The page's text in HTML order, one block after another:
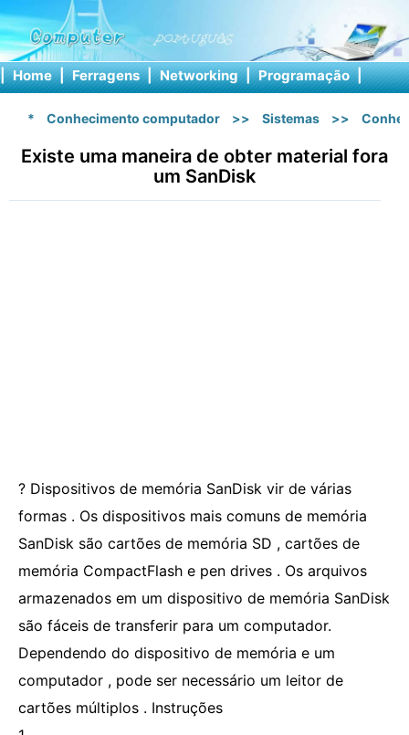
| Home | Ferragens | Networking | Programação |
* Conhecimento computador >> Sistemas >>
Existe uma maneira de obter material fora
um SanDisk
? Dispositivos de memória SanDisk vir de várias
formas . Os dispositivos mais comuns de memória
SanDisk são cartões de memória SD , cartões de
memória CompactFlash e pen drives . Os arquivos
armazenados em um dispositivo de memória SanDisk
são fáceis de transferir para um computador.
Dependendo do dispositivo de memória e um
computador , pode ser necessário um leitor de
cartões múltiplos . Instruções